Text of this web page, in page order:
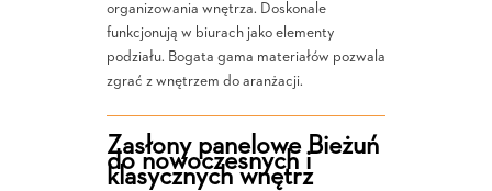
organizowania wnętrza. Doskonale
funkcjonują w biurach jako elementy
podziału. Bogata gama materiałów pozwala
zgrać z wnętrzem do aranżacji.
Zasłony panelowe Bieżuń
do nowoczesnych i
klasycznych wnętrz